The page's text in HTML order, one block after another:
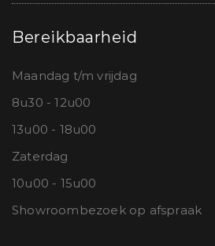
Bereikbaarheid
Maandag t/m vrijdag
8u30 - 12u00
13u00 - 18u00
Zaterdag
10u00 - 15u00
Showroombezoek op afspraak